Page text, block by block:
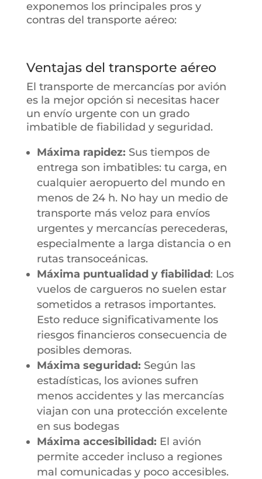
exponemos los principales pros y
contras del transporte aéreo:
Ventajas del transporte aéreo
El transporte de mercancías por avión
es la mejor opción si necesitas hacer
un envío urgente con un grado
imbatible de fiabilidad y seguridad.
Máxima rapidez: Sus tiempos de
entrega son imbatibles: tu carga, en
cualquier aeropuerto del mundo en
menos de 24 h. No hay un medio de
transporte más veloz para envíos
urgentes y mercancías perecederas,
especialmente a larga distancia o en
rutas transoceánicas.
Máxima puntualidad y fiabilidad: Los
vuelos de cargueros no suelen estar
sometidos a retrasos importantes.
Esto reduce significativamente los
riesgos financieros consecuencia de
posibles demoras.
Máxima seguridad: Según las
estadísticas, los aviones sufren
menos accidentes y las mercancías
viajan con una protección excelente
en sus bodegas
Máxima accesibilidad: El avión
permite acceder incluso a regiones
mal comunicadas y poco accesibles.